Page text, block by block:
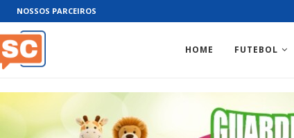
NOSSOS PARCEIROS
HOME FUTEBOL